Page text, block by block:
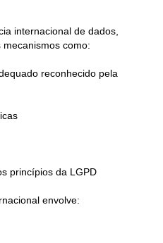
internacional de dados,
como:
reconhecido pela
princípios da LGPD
envolve: